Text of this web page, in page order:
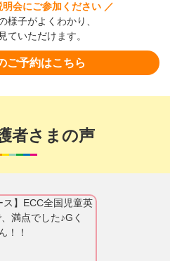
会にご参加ください ／
様子がよくわかり、
ていただけます。
ご予約はこちら
者さまの声